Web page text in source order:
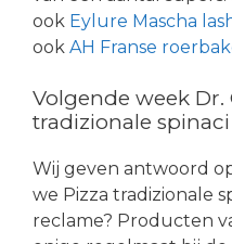
ook Eylure Mascha
ook AH Franse
Volgende week Dr.
tradizionale
Wij geven antwoord
we Pizza tradizionale
reclame? Producten